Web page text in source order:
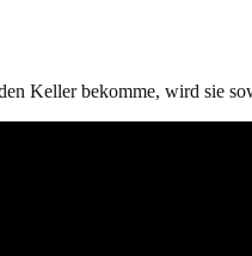
Keller bekomme, wird sie